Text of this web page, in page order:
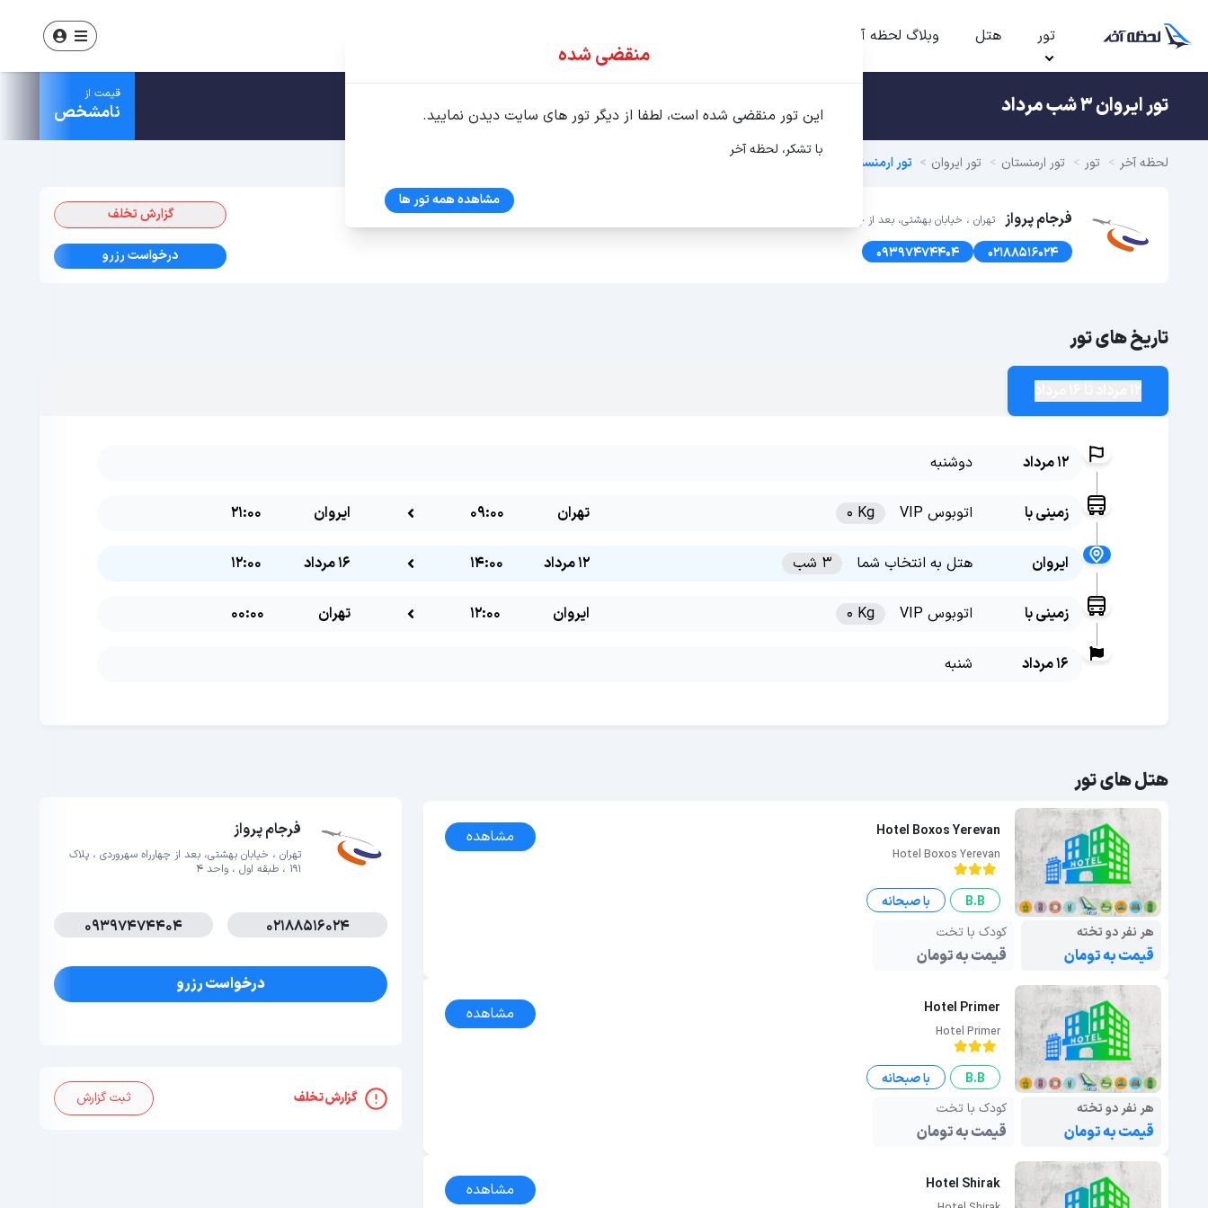
تور هتل وبلاگ لحظه آخر
تور ایروان 3 شب مرداد قیمت از
نامشخص
لحظه آخر تور تور ارمنستان تور ایروان تور ارمنستان لحظه آخری همه روزه
فرجام پرواز تهران ، خیابان بهشتی، بعد از چهارراه سهروردی ، پلاک 191 ، طبقه اول ، واحد 4
02188516024
09397474404
گزارش تخلف
درخواست رزرو
تاریخ های تور
12 مرداد دوشنبه
زمینی با اتوبوس VIP 0 Kg تهران 09:00 ایروان 21:00
ایروان هتل به انتخاب شما 3 شب 12 مرداد 14:00 16 مرداد 12:00
زمینی با اتوبوس VIP 0 Kg ایروان 12:00 تهران 00:00
16 مرداد شنبه
هتل های تور
Hotel Boxos Yerevan
Hotel Boxos Yerevan
مشاهده
B.B
با صبحانه
هر نفر دو تخته
قیمت به تومان
کودک با تخت
قیمت به تومان
Hotel Primer
Hotel Primer
مشاهده
B.B
با صبحانه
هر نفر دو تخته
قیمت به تومان
کودک با تخت
قیمت به تومان
Hotel Shirak مشاهده
فرجام پرواز
تهران ، خیابان بهشتی، بعد از چهارراه سهروردی ، پلاک
191 ، طبقه اول ، واحد 4
02188516024
09397474404
درخواست رزرو
گزارش تخلف ثبت گزارش
منقضی شده
این تور منقضی شده است، لطفا از دیگر تور های سایت دیدن نمایید.
با تشکر، لحظه آخر
مشاهده همه تور ها